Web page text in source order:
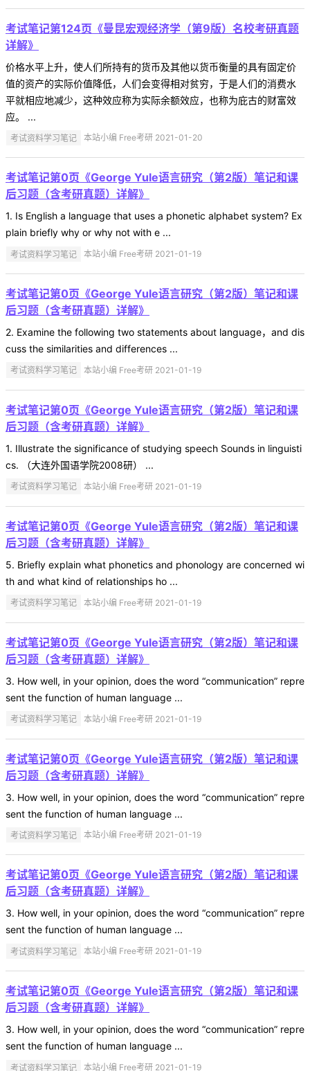
考试笔记第124页《曼昆宏观经济学（第9版）名校考研真题
详解》
价格水平上升，使人们所持有的货币及其他以货币衡量的具有固定价
值的资产的实际价值降低，人们会变得相对贫穷，于是人们的消费水
平就相应地减少，这种效应称为实际余额效应，也称为庇古的财富效
应。 ...
考试资料学习笔记 本站小编 Free考研 2021-01-20
考试笔记第0页《George Yule语言研究（第2版）笔记和课
后习题（含考研真题）详解》
1. Is English a language that uses a phonetic alphabet system? Ex
plain briefly why or why not with e ...
考试资料学习笔记 本站小编 Free考研 2021-01-19
考试笔记第0页《George Yule语言研究（第2版）笔记和课
后习题（含考研真题）详解》
2. Examine the following two statements about language，and dis
cuss the similarities and differences ...
考试资料学习笔记 本站小编 Free考研 2021-01-19
考试笔记第0页《George Yule语言研究（第2版）笔记和课
后习题（含考研真题）详解》
1. Illustrate the significance of studying speech Sounds in linguisti
cs. （大连外国语学院2008研） ...
考试资料学习笔记 本站小编 Free考研 2021-01-19
考试笔记第0页《George Yule语言研究（第2版）笔记和课
后习题（含考研真题）详解》
5. Briefly explain what phonetics and phonology are concerned wi
th and what kind of relationships ho ...
考试资料学习笔记 本站小编 Free考研 2021-01-19
考试笔记第0页《George Yule语言研究（第2版）笔记和课
后习题（含考研真题）详解》
3. How well, in your opinion, does the word “communication” repre
sent the function of human language ...
考试资料学习笔记 本站小编 Free考研 2021-01-19
考试笔记第0页《George Yule语言研究（第2版）笔记和课
后习题（含考研真题）详解》
3. How well, in your opinion, does the word “communication” repre
sent the function of human language ...
考试资料学习笔记 本站小编 Free考研 2021-01-19
考试笔记第0页《George Yule语言研究（第2版）笔记和课
后习题（含考研真题）详解》
3. How well, in your opinion, does the word “communication” repre
sent the function of human language ...
考试资料学习笔记 本站小编 Free考研 2021-01-19
考试笔记第0页《George Yule语言研究（第2版）笔记和课
后习题（含考研真题）详解》
3. How well, in your opinion, does the word “communication” repre
sent the function of human language ...
考试资料学习笔记 本站小编 Free考研 2021-01-19